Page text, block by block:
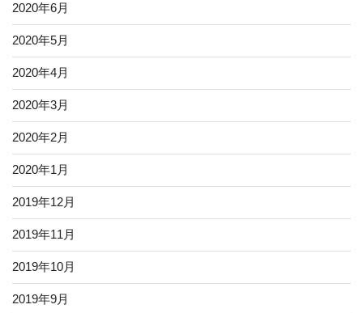
2020年6月
2020年5月
2020年4月
2020年3月
2020年2月
2020年1月
2019年12月
2019年11月
2019年10月
2019年9月